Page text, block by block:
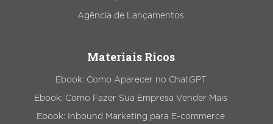
Agência de Lançamentos
Materiais Ricos
Ebook: Como Aparecer no ChatGPT
Ebook: Como Fazer Sua Empresa Vender Mais
Ebook: Inbound Marketing para E-commerce